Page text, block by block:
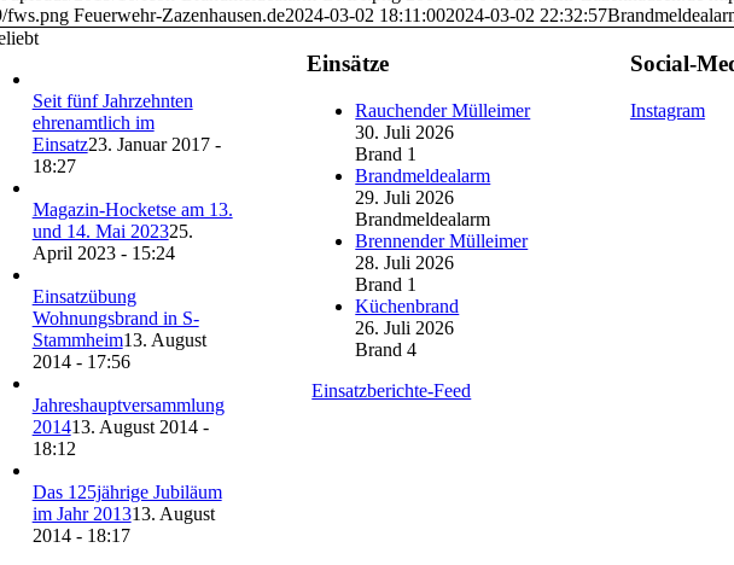
fws.png Feuerwehr-Zazenhausen.de2024-03-02 18:11:002024-03-02 22:32:57
Seit fünf Jahrzehnten
ehrenamtlich im
Einsatz23. Januar 2017 -
18:27
Magazin-Hocketse am 13.
und 14. Mai 202325.
April 2023 - 15:24
Einsatzübung
Wohnungsbrand in S-
Stammheim13. August
2014 - 17:56
Jahreshauptversammlung
201413. August 2014 -
18:12
Das 125jährige Jubiläum
im Jahr 201313. August
2014 - 18:17
Einsätze
Rauchender Mülleimer
30. Juli 2026
Brand 1
Brandmeldealarm
29. Juli 2026
Brandmeldealarm
Brennender Mülleimer
28. Juli 2026
Brand 1
Küchenbrand
26. Juli 2026
Brand 4
Einsatzberichte-Feed
Social-
Instagram